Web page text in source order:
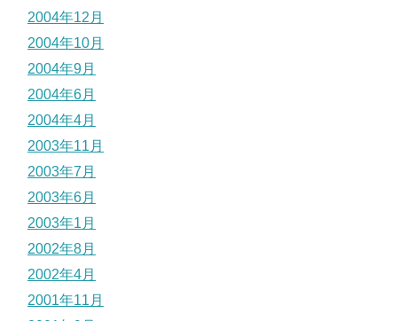
2004年12月
2004年10月
2004年9月
2004年6月
2004年4月
2003年11月
2003年7月
2003年6月
2003年1月
2002年8月
2002年4月
2001年11月